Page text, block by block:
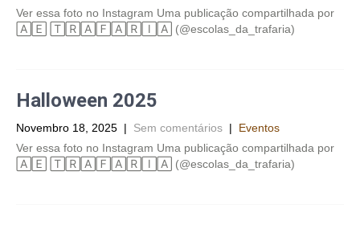
Ver essa foto no Instagram Uma publicação compartilhada por
🄰🄴 🅃🅁🄰🄵🄰🅁🄸🄰 (@escolas_da_trafaria)
Halloween 2025
Novembro 18, 2025 | Sem comentários | Eventos
Ver essa foto no Instagram Uma publicação compartilhada por
🄰🄴 🅃🅁🄰🄵🄰🅁🄸🄰 (@escolas_da_trafaria)